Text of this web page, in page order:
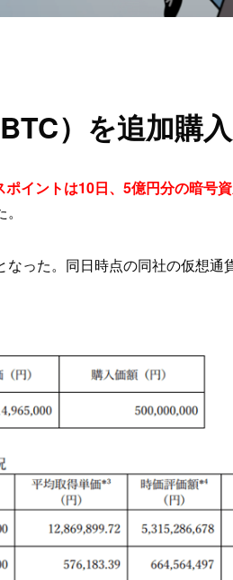
）を追加購入
ポイントは10日、5億円分の暗号
った。同日時点の同社の仮想通